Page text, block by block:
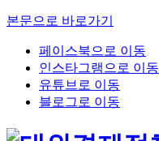
본문으로 바로가기
페이스북으로 이동
인스타그램으로 이동
유튜브로 이동
블로그로 이동